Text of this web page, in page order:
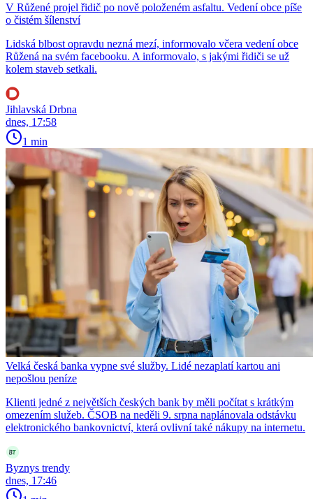
V Růžené projel řidič po nově položeném asfaltu. Vedení obce píše
o čistém šílenství
Lidská blbost opravdu nezná mezí, informovalo včera vedení obce
Růžená na svém facebooku. A informovalo, s jakými řidiči se už
kolem staveb setkali.
Jihlavská Drbna
dnes, 17:58
1 min
Velká česká banka vypne své služby. Lidé nezaplatí kartou ani
nepošlou peníze
Klienti jedné z největších českých bank by měli počítat s krátkým
omezením služeb. ČSOB na neděli 9. srpna naplánovala odstávku
elektronického bankovnictví, která ovlivní také nákupy na internetu.
Byznys trendy
dnes, 17:46